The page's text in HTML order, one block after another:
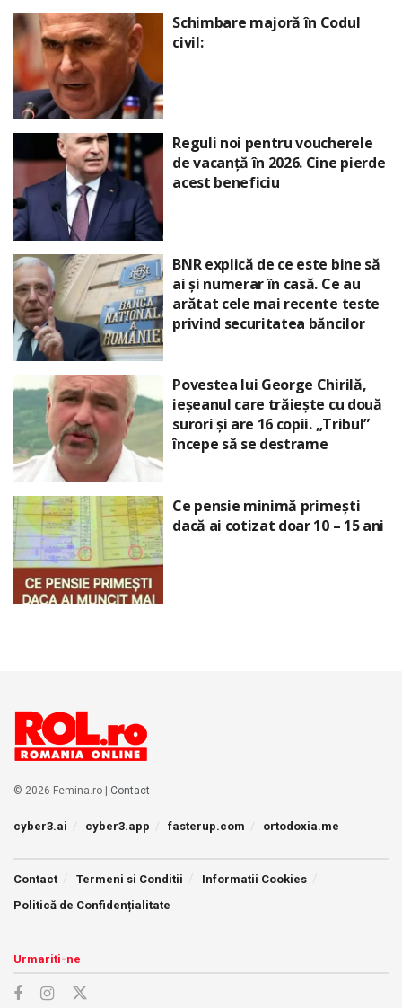
Schimbare majoră în Codul
civil:
Reguli noi pentru voucherele
de vacanță în 2026. Cine pierde
acest beneficiu
BNR explică de ce este bine să
ai și numerar în casă. Ce au
arătat cele mai recente teste
privind securitatea băncilor
Povestea lui George Chirilă,
ieșeanul care trăiește cu două
surori și are 16 copii. „Tribul”
începe să se destrame
Ce pensie minimă primești
dacă ai cotizat doar 10 – 15 ani
© 2026 Femina.ro | Contact
cyber3.ai cyber3.app fasterup.com ortodoxia.me
Contact Termeni si Conditii
Informatii Cookies
Politică de Confidențialitate
Urmariti-ne